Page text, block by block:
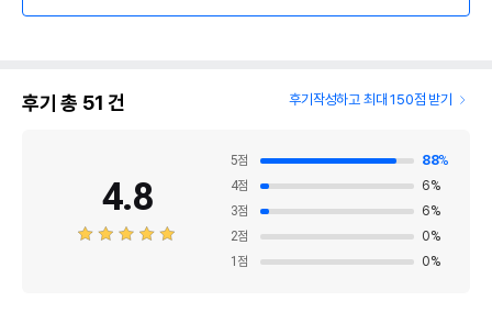
후기 총 51 건 후기작성하고 최대 150점 받기
4.8
5점 88%
4점 6%
3점 6%
2점 0%
1 점 0%